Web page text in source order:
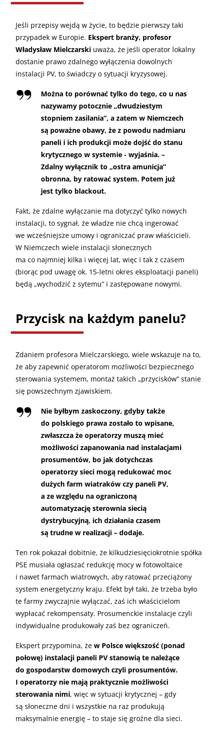
Jeśli przepisy wejdą w życie, to będzie pierwszy taki
przypadek w Europie. Ekspert branży, profesor
Władysław Mielczarski uważa, że jeśli operator lokalny
dostanie prawo zdalnego wyłączenia dowolnych
instalacji PV, to świadczy o sytuacji kryzysowej.
Można to porównać tylko do tego, co u nas
nazywamy potocznie „dwudziestym
stopniem zasilania”, a zatem w Niemczech
są poważne obawy, że z powodu nadmiaru
paneli i ich produkcji może dojść do stanu
krytycznego w systemie - wyjaśnia. –
Zdalny wyłącznik to „ostra amunicja”
obronna, by ratować system. Potem już
jest tylko blackout.
Fakt, że zdalne wyłączanie ma dotyczyć tylko nowych
instalacji, to sygnał, że władze nie chcą ingerować
we wcześniejsze umowy i ograniczać praw właścicieli.
W Niemczech wiele instalacji słonecznych
ma co najmniej kilka i więcej lat, więc i tak z czasem
(biorąc pod uwagę ok. 15-letni okres eksploatacji paneli)
będą „wychodzić z sytemu” i zastępowane nowymi.
Przycisk na każdym panelu?
Zdaniem profesora Mielczarskiego, wiele wskazuje na to,
że aby zapewnić operatorom możliwości bezpiecznego
sterowania systemem, montaż takich „przycisków” stanie
się powszechnym zjawiskiem.
Nie byłbym zaskoczony, gdyby także
do polskiego prawa zostało to wpisane,
zwłaszcza że operatorzy muszą mieć
możliwości zapanowania nad instalacjami
prosumentów, bo jak dotychczas
operatorzy sieci mogą redukować moc
dużych farm wiatraków czy paneli PV,
a ze względu na ograniczoną
automatyzację sterownia siecią
dystrybucyjną, ich działania czasem
są trudne w realizacji – dodaje.
Ten rok pokazał dobitnie, że kilkudziesięciokrotnie spółka
PSE musiała ogłaszać redukcję mocy w fotowoltaice
i nawet farmach wiatrowych, aby ratować przeciążony
system energetyczny kraju. Efekt był taki, że trzeba było
te farmy zwyczajnie wyłączać, zaś ich właścicielom
wypłacać rekompensaty. Prosumenckie instalacje czyli
indywidualne produkowały zaś bez ograniczeń.
Ekspert przypomina, że w Polsce większość (ponad
połowę) instalacji paneli PV stanowią te należące
do gospodarstw domowych czyli prosumentów.
I operatorzy nie mają praktycznie możliwości
sterowania nimi, więc w sytuacji krytycznej – gdy
są słoneczne dni i wszystkie na raz produkują
maksymalnie energię – to staje się groźne dla sieci.